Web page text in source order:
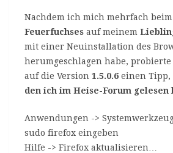
Nachdem ich mich mehrfach beim
Feuerfuchses auf meinem
mit einer Neuinstallation des
herumgeschlagen habe,
auf die Version 1.5.0.6 einen Tipp,
den ich im Heise-Forum gelesen
Anwendungen ->
sudo firefox eingeben
Hilfe -> Firefox aktualisieren…